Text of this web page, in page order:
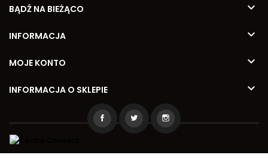
BĄDŹ NA BIEŻĄCO 
INFORMACJA 
MOJE KONTO 
INFORMACJA O SKLEPIE 